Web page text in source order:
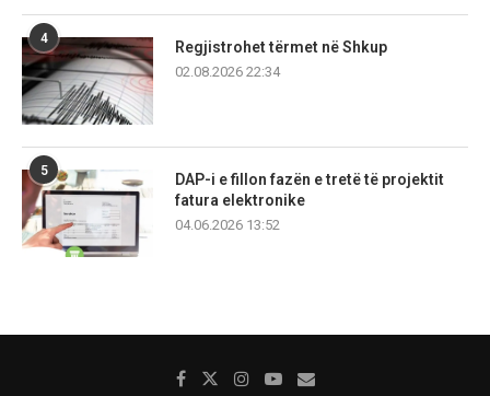
4
Regjistrohet tërmet në Shkup
02.08.2026 22:34
5
DAP-i e fillon fazën e tretë të projektit
fatura elektronike
04.06.2026 13:52